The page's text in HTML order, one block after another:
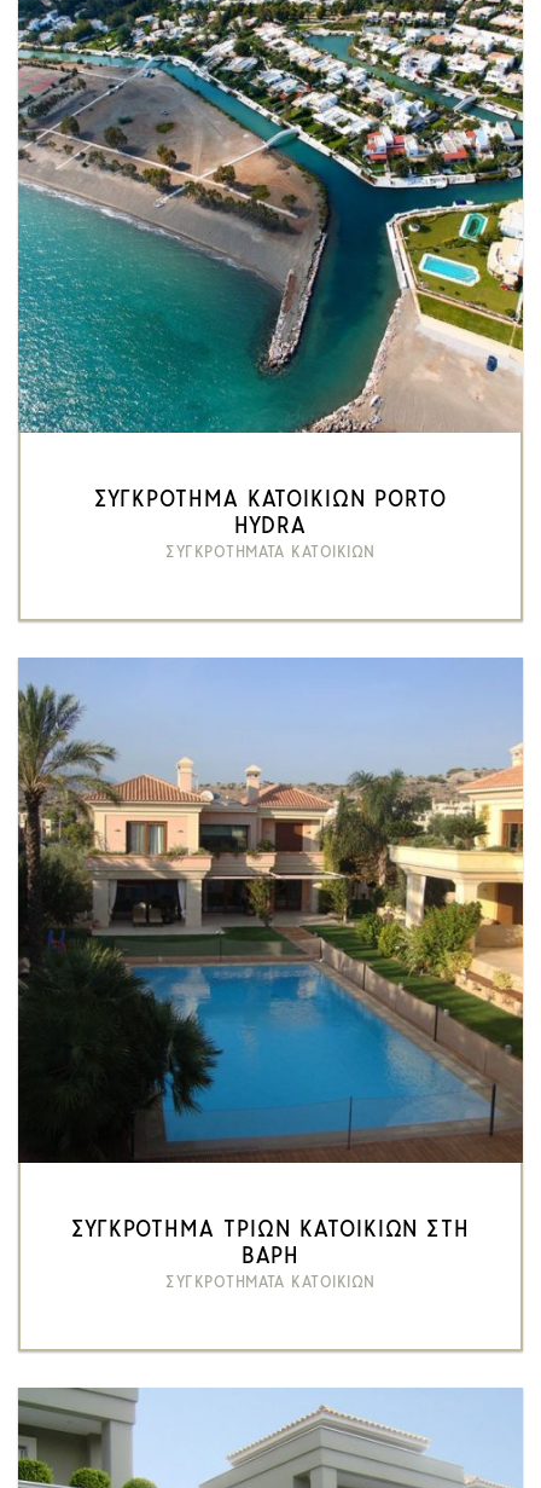
ΣΥΓΚΡΟΤΗΜΑ ΚΑΤΟΙΚΙΩΝ PORTO
HYDRA
ΣΥΓΚΡΟΤΗΜΑΤΑ ΚΑΤΟΙΚΙΩΝ
ΣΥΓΚΡΟΤΗΜΑ ΤΡΙΩΝ ΚΑΤΟΙΚΙΩΝ ΣΤΗ
ΒΑΡΗ
ΣΥΓΚΡΟΤΗΜΑΤΑ ΚΑΤΟΙΚΙΩΝ